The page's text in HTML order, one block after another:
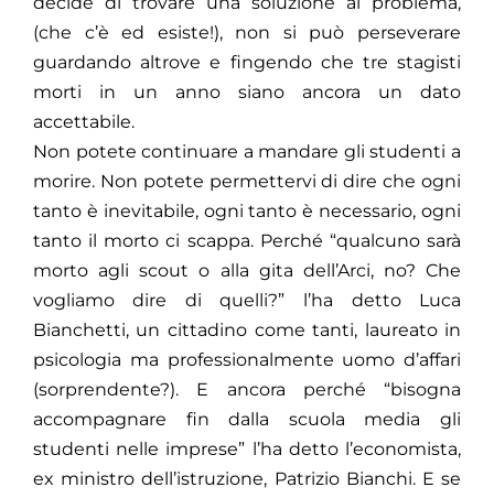
(che c’è ed esiste!), non si può perseverare
guardando altrove e fingendo che tre stagisti
morti in un anno siano ancora un dato
accettabile.
Non potete continuare a mandare gli studenti a
morire. Non potete permettervi di dire che ogni
tanto è inevitabile, ogni tanto è necessario, ogni
tanto il morto ci scappa. Perché “qualcuno sarà
morto agli scout o alla gita dell’Arci, no? Che
vogliamo dire di quelli?” l’ha detto Luca
Bianchetti, un cittadino come tanti, laureato in
psicologia ma professionalmente uomo d’affari
(sorprendente?). E ancora perché “bisogna
accompagnare fin dalla scuola media gli
studenti nelle imprese” l’ha detto l’economista,
ex ministro dell’istruzione, Patrizio Bianchi. E se